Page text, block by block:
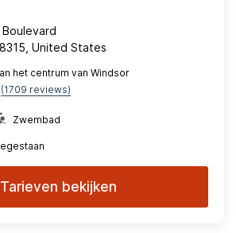
United States
het centrum van Windsor
(1709 reviews)
Zwembad
Tarieven bekijken